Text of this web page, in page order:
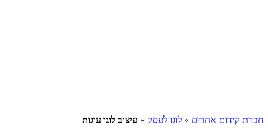
חברת קידום אתרים » לוגו לעסק » עיצוב לוגו עוגות